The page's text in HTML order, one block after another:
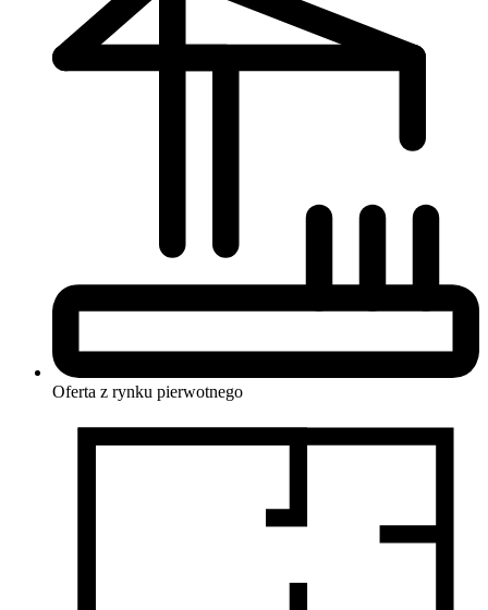
Oferta z rynku pierwotnego